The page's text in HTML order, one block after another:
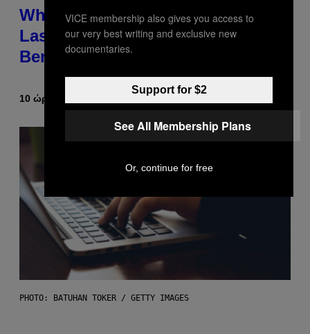
Why NASA Wants to Send a
Laser-Powered Drone Into Caves
Beneath the Moon
10 ώρες πριν Luis Prada
PHOTO: BATUHAN TOKER / GETTY IMAGES
VICE membership also gives you access to
our very best writing and exclusive new
documentaries.
Support for $2
See All Membership Plans
Or, continue for free